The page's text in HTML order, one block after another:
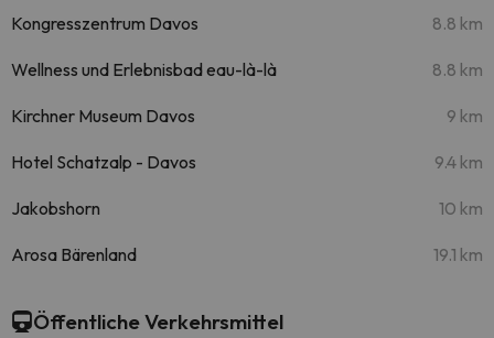
Kongresszentrum Davos 8.8 km
Wellness und Erlebnisbad eau-là-là 8.8 km
Kirchner Museum Davos 9 km
Hotel Schatzalp - Davos 9.4 km
Jakobshorn 10 km
Arosa Bärenland 19.1 km
Öffentliche Verkehrsmittel